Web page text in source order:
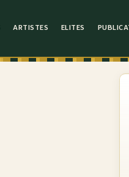
ARTISTES ELITES